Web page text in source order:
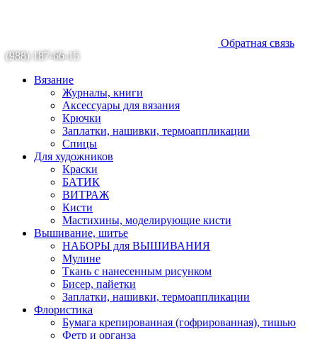
Обратная связь
(988) 187-66-15
Вязание
Журналы, книги
Аксессуары для вязания
Крючки
Заплатки, нашивки, термоаппликации
Спицы
Для художников
Краски
БАТИК
ВИТРАЖ
Кисти
Мастихины, моделирующие кисти
Вышивание, шитье
НАБОРЫ для ВЫШИВАНИЯ
Мулине
Ткань с нанесенным рисунком
Бисер, пайетки
Заплатки, нашивки, термоаппликации
Флористика
Бумага крепированная (гофрированная), тишью
Фетр и органза